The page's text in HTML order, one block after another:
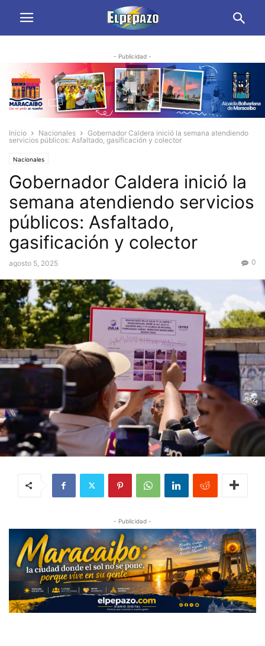
- Publicidad -
Inicio Nacionales
Gobernador Caldera inició la semana atendiendo
servicios públicos: Asfaltado, gasificación y colector
Nacionales
Gobernador Caldera inició la
semana atendiendo servicios
públicos: Asfaltado,
gasificación y colector
agosto 5, 2025 0
- Publicidad -